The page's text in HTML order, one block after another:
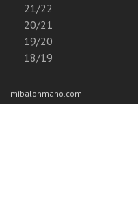
21/22
20/21
19/20
18/19
mibalonmano.com